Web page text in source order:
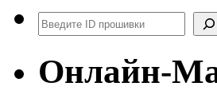
Поиск
Онлайн-